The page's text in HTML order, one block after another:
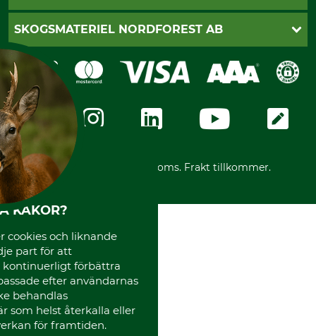
Köpvillkor - 2025-06-18
Dataskydd
Integritetspolicy
Ångerrätt
Ångerrätt för din beställning
Reklamationer
Frakter
Klarna
Faktura
Swish
SKOGSMATERIEL NORDFOREST AB
Om oss
GRUBE-Gruppen
Företagsuppgifter
Karriär
Vår personal
Varumärken
Mässor
Instagram TOS
Media
Code of Conduct
*Alla priser inklusive moms. Frakt tillkommer.
KAKOR?
cookies och liknande
part för att
kontinuerligt förbättra
efter användarnas
behandlas
som helst återkalla eller
för framtiden.